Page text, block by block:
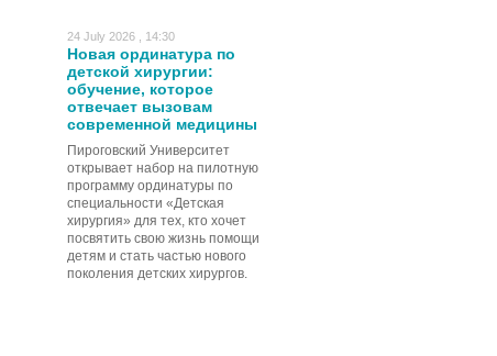
24 July 2026 , 14:30
Новая ординатура по
детской хирургии:
обучение, которое
отвечает вызовам
современной медицины
Пироговский Университет
открывает набор на пилотную
программу ординатуры по
специальности «Детская
хирургия» для тех, кто хочет
посвятить свою жизнь помощи
детям и стать частью нового
поколения детских хирургов.